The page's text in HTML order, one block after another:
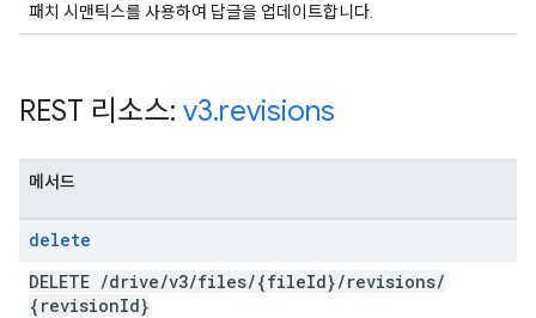
패치 시맨틱스를 사용하여 답글을 업데이트합니다.
REST 리소스: v3.revisions
메서드
delete
DELETE /drive/v3/files/{fileId}/revisions/
{revisionId}